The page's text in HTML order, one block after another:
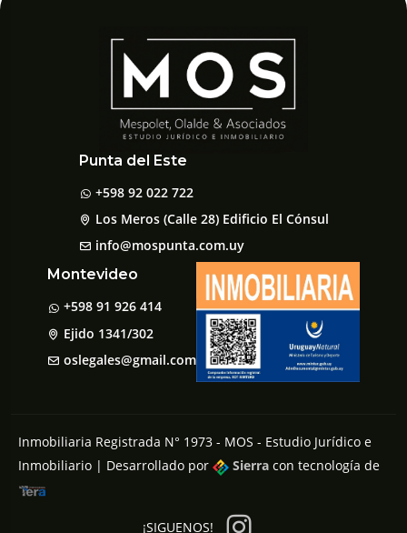
Punta del Este
+598 92 022 722
Los Meros (Calle 28) Edificio El Cónsul
info@mospunta.com.uy
Montevideo
+598 91 926 414
Ejido 1341/302
oslegales@gmail.com
Inmobiliaria Registrada N° 1973 - MOS - Estudio Jurídico e
Inmobiliario | Desarrollado por
Sierracon tecnología de
¡SIGUENOS!